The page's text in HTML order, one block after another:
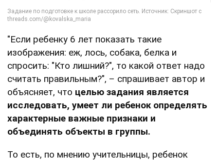
"Если ребенку 6 лет показать такие
изображения: еж, лось, собака, белка и
спросить: "Кто лишний?", то какой ответ надо
считать правильным?", – спрашивает автор и
объясняет, что целью задания является
исследовать, умеет ли ребенок определять
характерные важные признаки и
объединять объекты в группы.
То есть, по мнению учительницы, ребенок